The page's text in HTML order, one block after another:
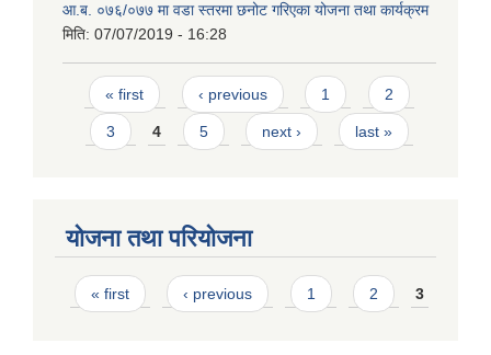
आ.ब. ०७६/०७७ मा वडा स्तरमा छनोट गरिएका योजना तथा कार्यक्रम
मिति: 07/07/2019 - 16:28
Pages
« first ‹ previous 1 2
3 4 5 next › last »
योजना तथा परियोजना
Pages
« first ‹ previous 1 2 3